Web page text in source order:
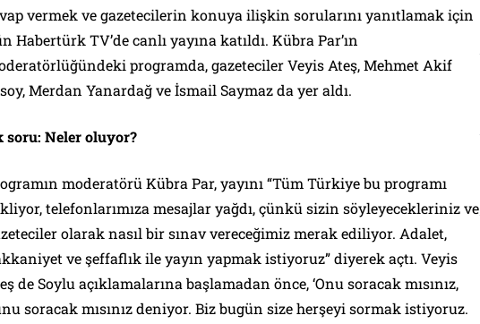
vermek ve gazetecilerin konuya ilişkin sorularını yanıtlamak için
Habertürk TV’de canlı yayına katıldı. Kübra Par’ın
programda, gazeteciler Veyis Ateş, Mehmet Akif
Merdan Yanardağ ve İsmail Saymaz da yer aldı.
soru: Neler oluyor?
moderatörü Kübra Par, yayını “Tüm Türkiye bu programı
telefonlarımıza mesajlar yağdı, çünkü sizin söyleyecekleriniz ve
olarak nasıl bir sınav vereceğimiz merak ediliyor. Adalet,
ve şeffaflık ile yayın yapmak istiyoruz” diyerek açtı. Veyis
de Soylu açıklamalarına başlamadan önce, ‘Onu soracak mısınız,
soracak mısınız deniyor. Biz bugün size herşeyi sormak istiyoruz.